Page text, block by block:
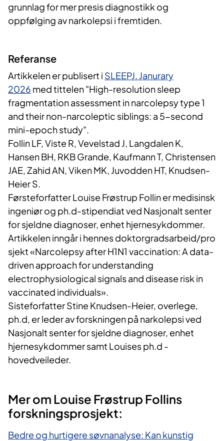
grunnlag for mer presis diagnostikk og
oppfølging av narkolepsi i fremtiden.
Referanse
Artikkelen er publisert i SLEEPJ. Janurary
2026 med tittelen "High-resolution sleep
fragmentation assessment in narcolepsy type 1
and their non-narcoleptic siblings: a 5-second
mini-epoch study".
Follin LF, Viste R, Vevelstad J, Langdalen K,
Hansen BH, RKB Grande, Kaufmann T, Christensen
JAE, Zahid AN, Viken MK, Juvodden HT, Knudsen-
Heier S.
Førsteforfatter Louise Frøstrup Follin er medisinsk
ingeniør og ph.d-stipendiat ved Nasjonalt senter
for sjeldne diagnoser, enhet hjernesykdommer.
Artikkelen inngår i hennes doktorgradsarbeid/pro
sjekt «Narcolepsy after H1N1 vaccination: A data-
driven approach for understanding
electrophysiological signals and disease risk in
vaccinated individuals».
Sisteforfatter Stine Knudsen-Heier, overlege,
ph.d, er leder av forskningen på narkolepsi ved
Nasjonalt senter for sjeldne diagnoser, enhet
hjernesykdommer samt Louises ph.d -
hovedveileder.
Mer om Louise Frøstrup Follins
forskningsprosjekt:
Bedre og hurtigere søvnanalyse: Kan kunstig